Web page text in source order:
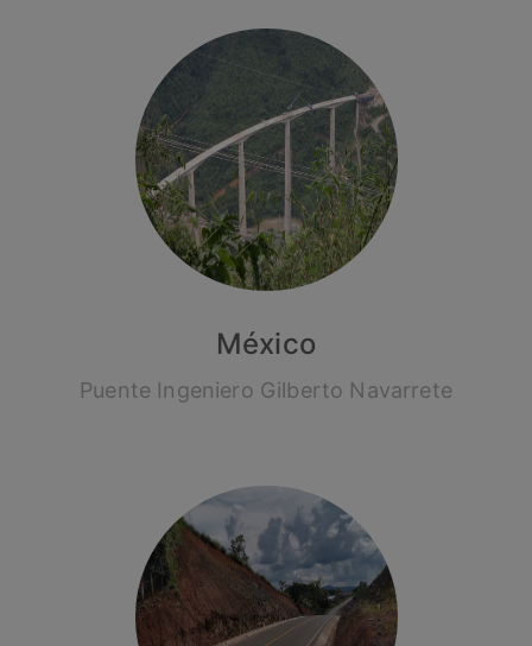
México
Puente Ingeniero Gilberto Navarrete